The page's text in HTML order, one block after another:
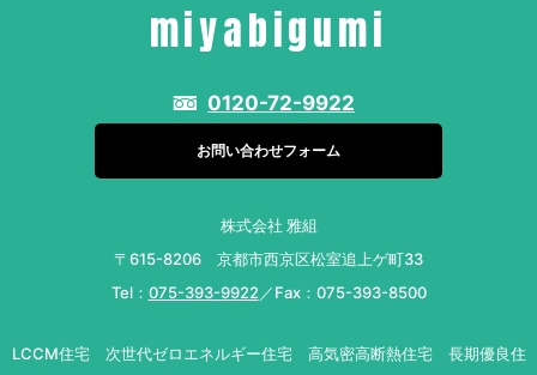
miyabigumi
0120-72-9922
お問い合わせフォーム
株式会社 雅組
〒615-8206 京都市西京区松室追上ゲ町33
Tel： 075-393-9922 ／Fax：075-393-8500
LCCM住宅 次世代ゼロエネルギー住宅 高気密高断熱住宅 長期優良住